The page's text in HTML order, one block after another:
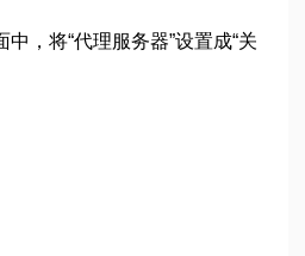
中，将“代理服务器”设置成“关